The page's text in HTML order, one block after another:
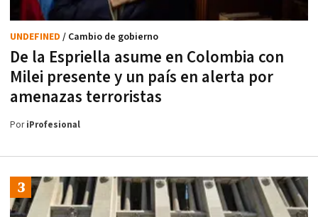
De la Espriella asume en Colombia con
Milei presente y un país en alerta por
amenazas terroristas
UNDEFINED / Cambio de gobierno
PoriProfesional